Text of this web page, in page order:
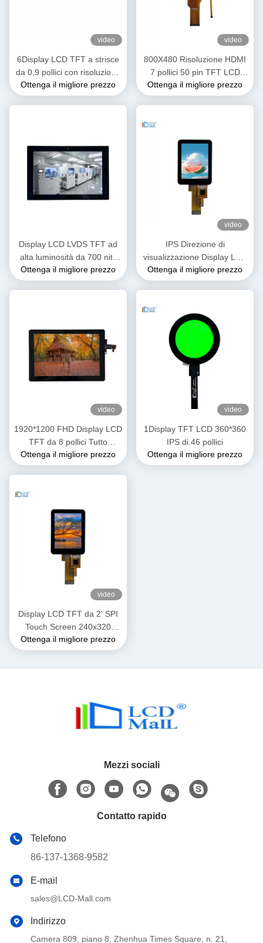
video
6Display LCD TFT a strisce
da 0,9 pollici con risoluzione
280*1424 FHD Interfaccia
MIPI
Ottenga il migliore prezzo
video
800X480 Risoluzione HDMI
7 pollici 50 pin TFT LCD
Display RGB Interfaccia FPC
Ottenga il migliore prezzo
Display LCD LVDS TFT ad
alta luminosità da 700 nits
10,1 pollici OEM ODM
1920x1200
Ottenga il migliore prezzo
video
IPS Direzione di
visualizzazione Display LCD
modulo TFT da 2 pollici con
interfaccia di linea SPI3/4
Ottenga il migliore prezzo
video
1920*1200 FHD Display LCD
TFT da 8 pollici Tutto
l'angolo di visione 1000 Nits
Alta luminosità
Ottenga il migliore prezzo
video
1Display TFT LCD 360*360
IPS di.46 pollici
Ottenga il migliore prezzo
video
Display LCD TFT da 2' SPI
Touch Screen 240x320
Risoluzione ST7789
Interfaccia SPI
Ottenga il migliore prezzo
Mezzi sociali
Contatto rapido
Telefono
86-137-1368-9582
E-mail
sales@LCD-Mall.com
Indirizzo
Camera 809, piano 8, Zhenhua Times Square, n. 21,